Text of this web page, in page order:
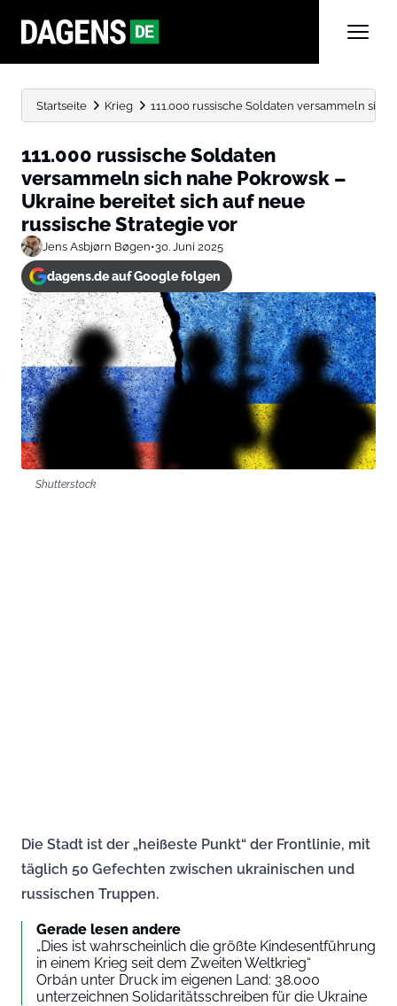
Startseite Krieg 111.000 russische Soldaten versammeln sich
111.000 russische Soldaten
versammeln sich nahe Pokrowsk –
Ukraine bereitet sich auf neue
russische Strategie vor
Jens Asbjørn Bøgen•30. Juni 2025
dagens.de auf Google folgen
Shutterstock
Die Stadt ist der „heißeste Punkt“ der Frontlinie, mit
täglich 50 Gefechten zwischen ukrainischen und
russischen Truppen.
Gerade lesen andere
„Dies ist wahrscheinlich die größte Kindesentführung
in einem Krieg seit dem Zweiten Weltkrieg“
Orbán unter Druck im eigenen Land: 38.000
unterzeichnen Solidaritätsschreiben für die Ukraine